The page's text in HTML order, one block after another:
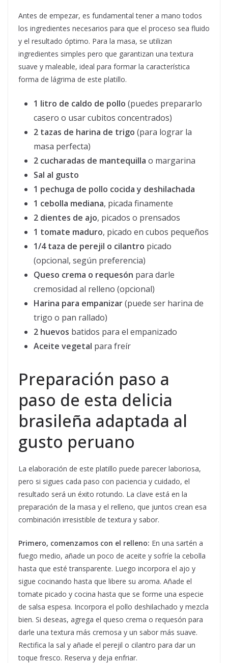
Antes de empezar, es fundamental tener a mano todos
los ingredientes necesarios para que el proceso sea fluido
y el resultado óptimo. Para la masa, se utilizan
ingredientes simples pero que garantizan una textura
suave y maleable, ideal para formar la característica
forma de lágrima de este platillo.
1 litro de caldo de pollo (puedes prepararlo
casero o usar cubitos concentrados)
2 tazas de harina de trigo (para lograr la
masa perfecta)
2 cucharadas de mantequilla o margarina
Sal al gusto
1 pechuga de pollo cocida y deshilachada
1 cebolla mediana, picada finamente
2 dientes de ajo, picados o prensados
1 tomate maduro, picado en cubos pequeños
1/4 taza de perejil o cilantro picado
(opcional, según preferencia)
Queso crema o requesón para darle
cremosidad al relleno (opcional)
Harina para empanizar(puede ser harina de
trigo o pan rallado)
2 huevos batidos para el empanizado
Aceite vegetal para freír
Preparación paso a
paso de esta delicia
brasileña adaptada al
gusto peruano
La elaboración de este platillo puede parecer laboriosa,
pero si sigues cada paso con paciencia y cuidado, el
resultado será un éxito rotundo. La clave está en la
preparación de la masa y el relleno, que juntos crean esa
combinación irresistible de textura y sabor.
Primero, comenzamos con el relleno: En una sartén a
fuego medio, añade un poco de aceite y sofríe la cebolla
hasta que esté transparente. Luego incorpora el ajo y
sigue cocinando hasta que libere su aroma. Añade el
tomate picado y cocina hasta que se forme una especie
de salsa espesa. Incorpora el pollo deshilachado y mezcla
bien. Si deseas, agrega el queso crema o requesón para
darle una textura más cremosa y un sabor más suave.
Rectifica la sal y añade el perejil o cilantro para dar un
toque fresco. Reserva y deja enfriar.